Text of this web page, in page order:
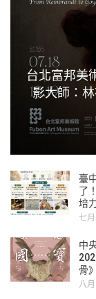
台北富邦美
影大師：
臺
了
培
七
中
骨
八